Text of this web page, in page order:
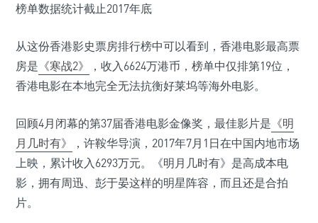
榜单数据统计截止2017年底
从这份香港影史票房排行榜中可以看到，香港电影最高票
房是 《寒战2》
，收入6624万港币，榜单中仅排第19位，
香港电影在本地完全无法抗衡好莱坞等海外电影。
回顾4月闭幕的第37届香港电影金像奖，最佳影片是 《明
月几时有》
，许鞍华导演，2017年7月1日在中国内地市场
上映，累计收入6293万元。《明月几时有》是高成本电
影，拥有周迅、彭于晏这样的明星阵容，而且还是合拍
片。